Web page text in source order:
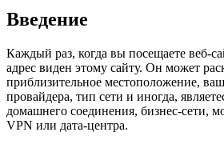
Введение
Каждый раз, когда вы посещаете веб-
адрес виден этому сайту. Он может
приблизительное местоположение,
провайдера, тип сети и иногда,
домашнего соединения, бизнес-сети,
VPN или дата-центра.